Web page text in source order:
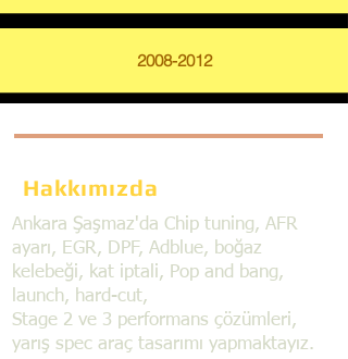
2008-2012
Hakkımızda
Ankara Şaşmaz'da Chip tuning, AFR
ayarı, EGR, DPF, Adblue, boğaz
kelebeği, kat iptali, Pop and bang,
launch, hard-cut,
Stage 2 ve 3 performans çözümleri,
yarış spec araç tasarımı yapmaktayız.